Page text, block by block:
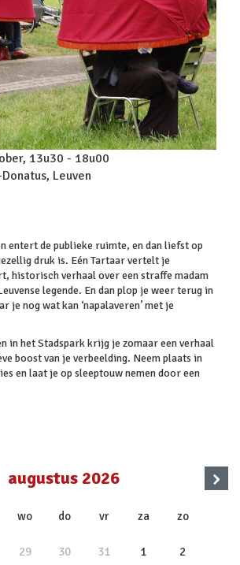
13u30 - 18u00
Leuven
entert de publieke ruimte, en dan liefst op
druk is. Eén Tartaar vertelt je
historisch verhaal over een straffe madam
legende. En dan plop je weer terug in
je nog wat kan ‘napalaveren’ met je
in het Stadspark krijg je zomaar een verhaal
boost van je verbeelding. Neem plaats in
en laat je op sleeptouw nemen door een
augustus 2026
wo do vr za zo
29 30 31 1 2
›